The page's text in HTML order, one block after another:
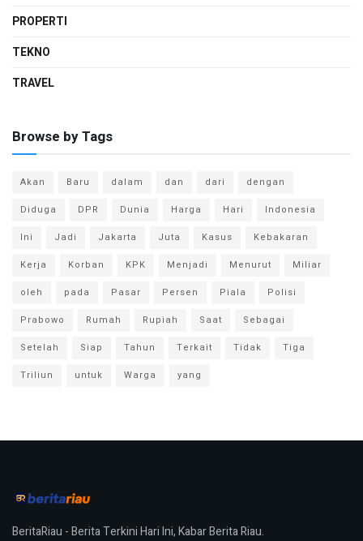
PROPERTI
TEKNO
TRAVEL
Browse by Tags
Akan Baru dalam dan dari
dengan
Diduga
DPR Dunia Harga Hari
Indonesia
Ini
Jadi Jakarta Juta Kasus
Kebakaran
Kerja
Korban KPK Menjadi Menurut
Miliar
oleh
pada Pasar Persen Piala
Polisi
Prabowo
Rumah Rupiah Saat
Sebagai
Setelah
Siap Tahun Terkait Tidak
Tiga
Triliun
untuk Warga yang
BeritaRiau - Berita Terkini Hari Ini, Kabar Berita Riau.